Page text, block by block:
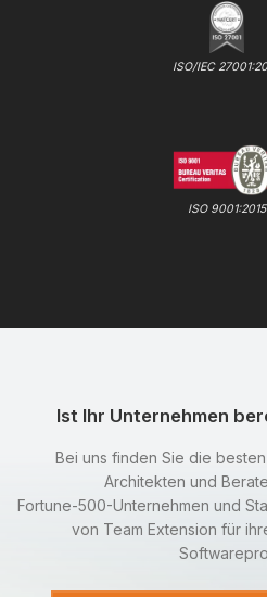
ISO/IEC
ISO 9001:2015
Ist Ihr Unternehmen
Bei uns finden Sie die
Architekten und
Fortune-500-Unternehmen und
von Team Extension für